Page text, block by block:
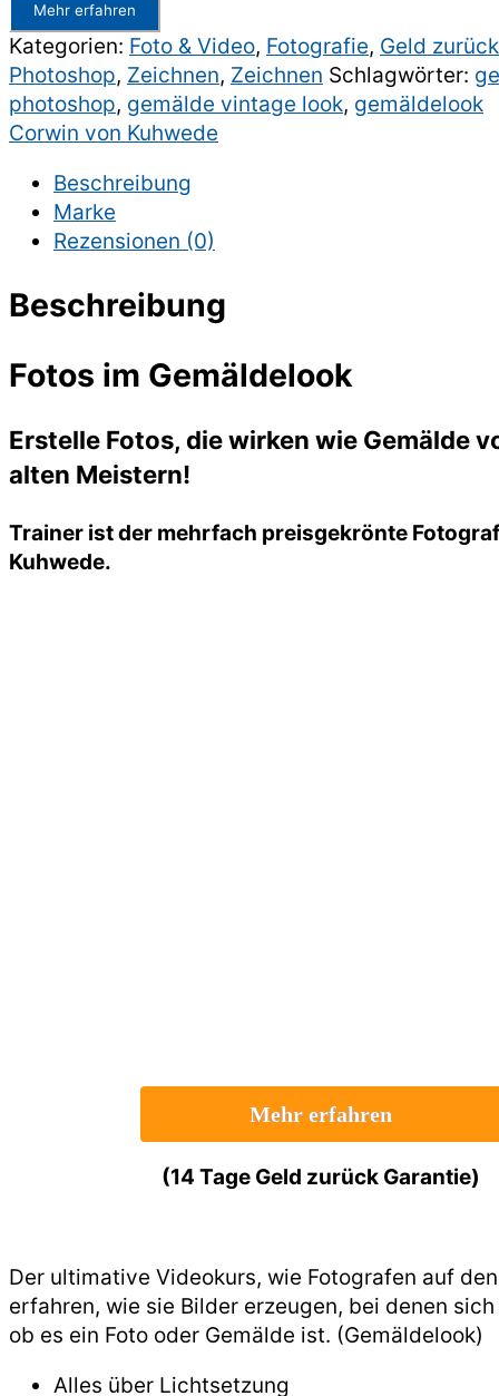
Mehr erfahren
Kategorien: Foto & Video, Fotografie, Geld
Photoshop, Zeichnen, Zeichnen Schlagwörter:
photoshop, gemälde vintage look, gemäldelook
Corwin von Kuhwede
Beschreibung
Marke
Rezensionen (0)
Beschreibung
Fotos im Gemäldelook
Erstelle Fotos, die wirken wie Gemälde
alten Meistern!
Trainer ist der mehrfach preisgekrönte
Kuhwede.
Mehr erfahren
(14 Tage Geld zurück Garantie)
Der ultimative Videokurs, wie Fotografen auf
erfahren, wie sie Bilder erzeugen, bei denen
ob es ein Foto oder Gemälde ist. (Gemäldelook)
Alles über Lichtsetzung